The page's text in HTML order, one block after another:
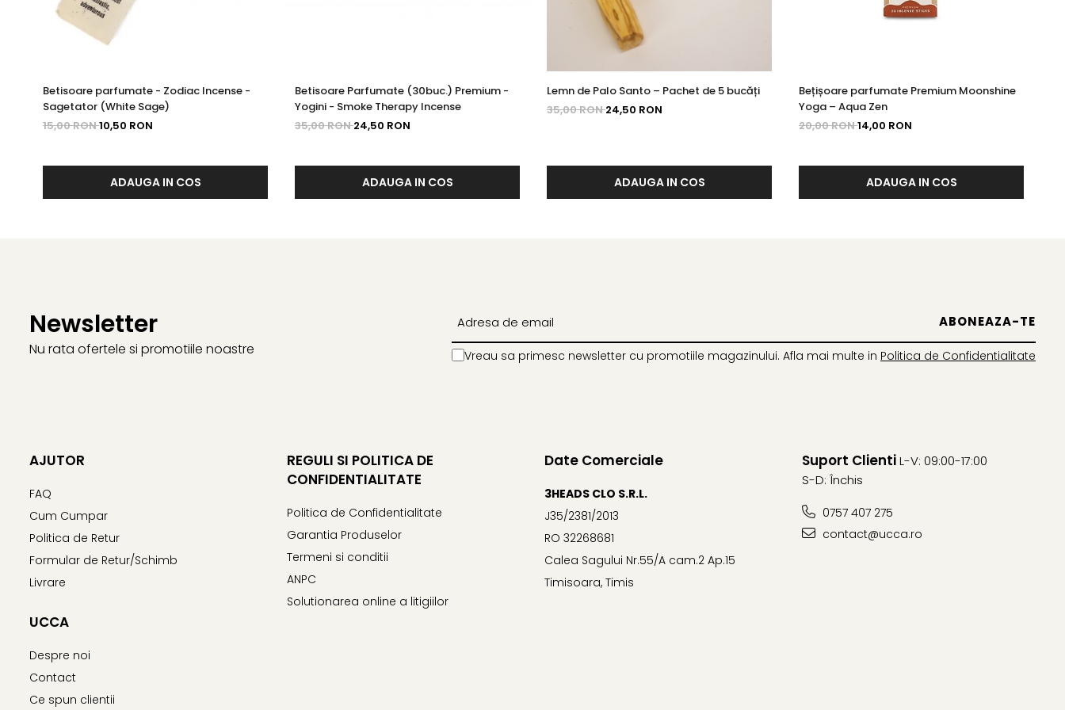
Betisoare parfumate - Zodiac Incense -
Sagetator (White Sage)
15,00 RON10,50 RON
ADAUGA IN COS
Betisoare Parfumate (30buc.) Premium -
Yogini - Smoke Therapy Incense
35,00 RON24,50 RON
ADAUGA IN COS
Lemn de Palo Santo – Pachet de 5 bucăți
35,00 RON24,50 RON
ADAUGA IN COS
Bețișoare parfumate Premium Moonshine
Yoga – Aqua Zen
20,00 RON14,00 RON
ADAUGA IN COS
Newsletter
Nu rata ofertele si promotiile noastre Vreau sa primesc newsletter cu promotiile magazinului. Afla mai multe in Politica de Confidentialitate
AJUTOR
FAQ
Cum Cumpar
Politica de Retur
Formular de Retur/Schimb
Livrare
UCCA
Despre noi
Contact
Ce spun clientii
REGULI SI POLITICA DE
CONFIDENTIALITATE
Politica de Confidentialitate
Garantia Produselor
Termeni si conditii
ANPC
Solutionarea online a litigiilor
Date Comerciale
3HEADS CLO S.R.L.
J35/2381/2013
RO 32268681
Calea Sagului Nr.55/A cam.2 Ap.15
Timisoara, Timis
Suport ClientiL-V: 09:00-17:00
S-D: Închis
0757 407 275
contact@ucca.ro